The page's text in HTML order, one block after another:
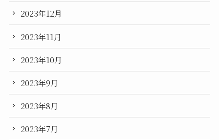
2023年12月
2023年11月
2023年10月
2023年9月
2023年8月
2023年7月